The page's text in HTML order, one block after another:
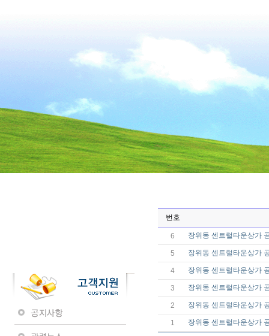
번호
6 장위동 센트럴타운상가
5 장위동 센트럴타운상가
4 장위동 센트럴타운상가
3 장위동 센트럴타운상가
2 장위동 센트럴타운상가
1 장위동 센트럴타운상가